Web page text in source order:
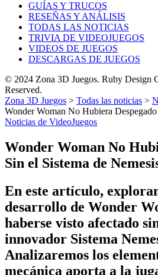
GUÍAS Y TRUCOS
RESEÑAS Y ANÁLISIS
TODAS LAS NOTICIAS
TRIVIA DE VIDEOJUEGOS
VIDEOS DE JUEGOS
DESCARGAS DE JUEGOS
© 2024 Zona 3D Juegos. Ruby Design
Reserved.
Zona 3D Juegos > Todas las noticias >
Wonder Woman No Hubiera
Noticias de VideoJuegos
Wonder Woman No
Sin el Sistema de
En este artículo,
desarrollo de Wonder
haberse visto afectado
innovador Sistema
Analizaremos los
mecánica aporta a la